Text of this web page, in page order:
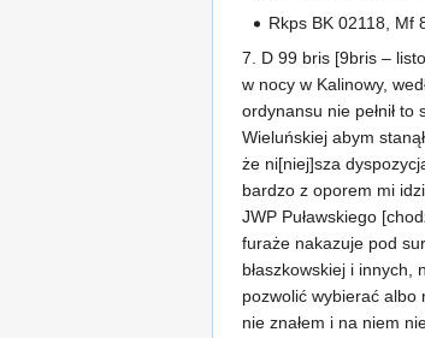
Rkps BK 02118, Mf
7. D 99 bris [9bris –
w nocy w Kalinowy,
ordynansu nie pełnił
Wieluńskiej abym
że ni[niej]sza
bardzo z oporem mi
JWP Puławskiego
furaże nakazuje pod
błaszkowskiej i
pozwolić wybierać albo
nie znałem i na niem